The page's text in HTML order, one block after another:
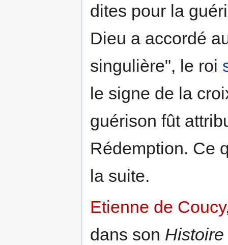
dites pour la
Dieu a accordé
singulière", le roi
le signe de la
guérison fût
Rédemption. Ce
la suite.
Etienne de Coucy
dans son